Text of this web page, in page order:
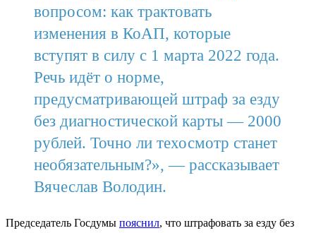
вопросом: как трактовать
изменения в КоАП, которые
вступят в силу с 1 марта 2022 года.
Речь идёт о норме,
предусматривающей штраф за езду
без диагностической карты — 2000
рублей. Точно ли техосмотр станет
необязательным?», — рассказывает
Вячеслав Володин.
Председатель Госдумы пояснил, что штрафовать за езду без